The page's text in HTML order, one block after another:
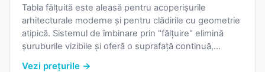
Tabla fălțuită este aleasă pentru acoperișurile
arhitecturale moderne și pentru clădirile cu geometrie
atipică. Sistemul de îmbinare prin "fălțuire" elimină
șuruburile vizibile și oferă o suprafață continuă,
Vezi prețurile →